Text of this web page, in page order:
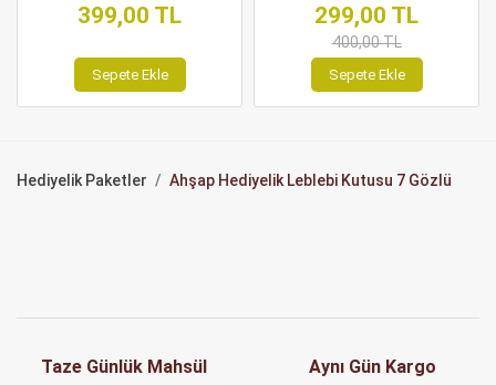
399,00 TL
Sepete Ekle
299,00 TL
400,00 TL
Sepete Ekle
Hediyelik Paketler Ahşap Hediyelik Leblebi Kutusu 7 Gözlü
Taze Günlük Mahsül Aynı Gün Kargo